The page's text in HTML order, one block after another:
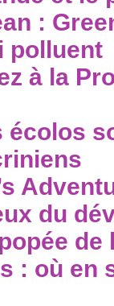
:
polluent
à la
écolos
du
de
: où en